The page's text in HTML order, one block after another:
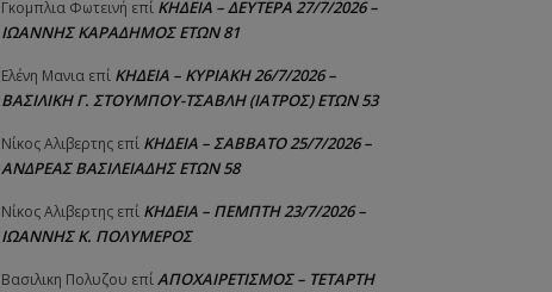
Γκομπλια Φωτεινή επί ΚΗΔΕΙΑ – ΔΕΥΤΕΡΑ 27/7/2026 –
ΙΩΑΝΝΗΣ ΚΑΡΑΔΗΜΟΣ ΕΤΩΝ 81
Ελένη Μανια επί ΚΗΔΕΙΑ – ΚΥΡΙΑΚΗ 26/7/2026 –
ΒΑΣΙΛΙΚΗ Γ. ΣΤΟΥΜΠΟΥ-ΤΣΑΒΛΗ (ΙΑΤΡΟΣ) ΕΤΩΝ 53
Νίκος Αλιβερτης επί ΚΗΔΕΙΑ – ΣΑΒΒΑΤΟ 25/7/2026 –
ΑΝΔΡΕΑΣ ΒΑΣΙΛΕΙΑΔΗΣ ΕΤΩΝ 58
Νίκος Αλιβερτης επί ΚΗΔΕΙΑ – ΠΕΜΠΤΗ 23/7/2026 –
ΙΩΑΝΝΗΣ Κ. ΠΟΛΥΜΕΡΟΣ
Βασιλικη Πολυζου επίΑΠΟΧΑΙΡΕΤΙΣΜΟΣ – ΤΕΤΑΡΤΗ